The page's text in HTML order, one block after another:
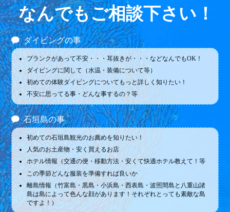
なんでもご相談下さい！
ダイビングの事
ブランクがあって不安・・・耳抜きが・・・などなんでもOK！
ダイビングに関して（水温・装備について等）
初めての体験ダイビングについてもっと詳しく知りたい！
不安に思ってる事・どんな事するの？等
石垣島の事
初めての石垣島観光のお薦めを知りたい！
人気のお土産物・安く買えるお店
ホテル情報（交通の便・移動方法・安くて快適ホテル教えて！等
この季節どんな服装を準備すれば良いか
離島情報（竹富島・黒島・小浜島・西表島・波照間島と八重山諸
島は島によって色んな顔があります！それぞれとっても素敵な島
ですよ！）